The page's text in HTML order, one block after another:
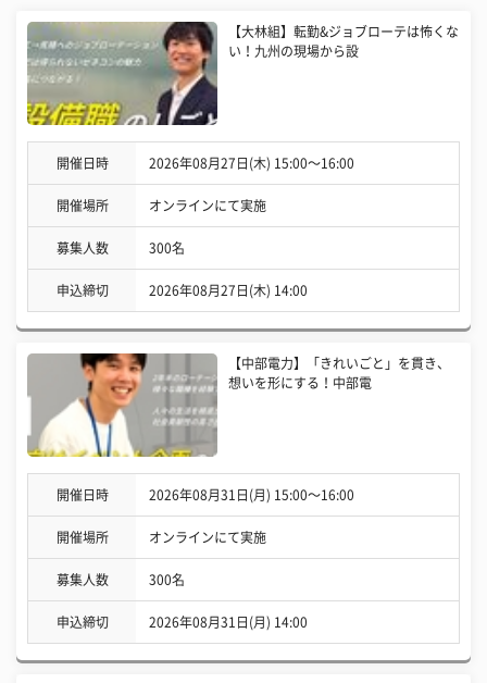
【大林組】転勤&ジョブローテは怖くな
い！九州の現場から設
開催日時 2026年08月27日(木) 15:00〜16:00
開催場所 オンラインにて実施
募集人数 300名
申込締切 2026年08月27日(木) 14:00
【中部電力】「きれいごと」を貫き、
想いを形にする！中部電
開催日時 2026年08月31日(月) 15:00〜16:00
開催場所 オンラインにて実施
募集人数 300名
申込締切 2026年08月31日(月) 14:00